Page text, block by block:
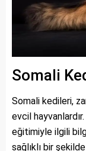
Somali
Somali kedileri,
evcil
eğitimiyle ilgili
sağlıklı bir